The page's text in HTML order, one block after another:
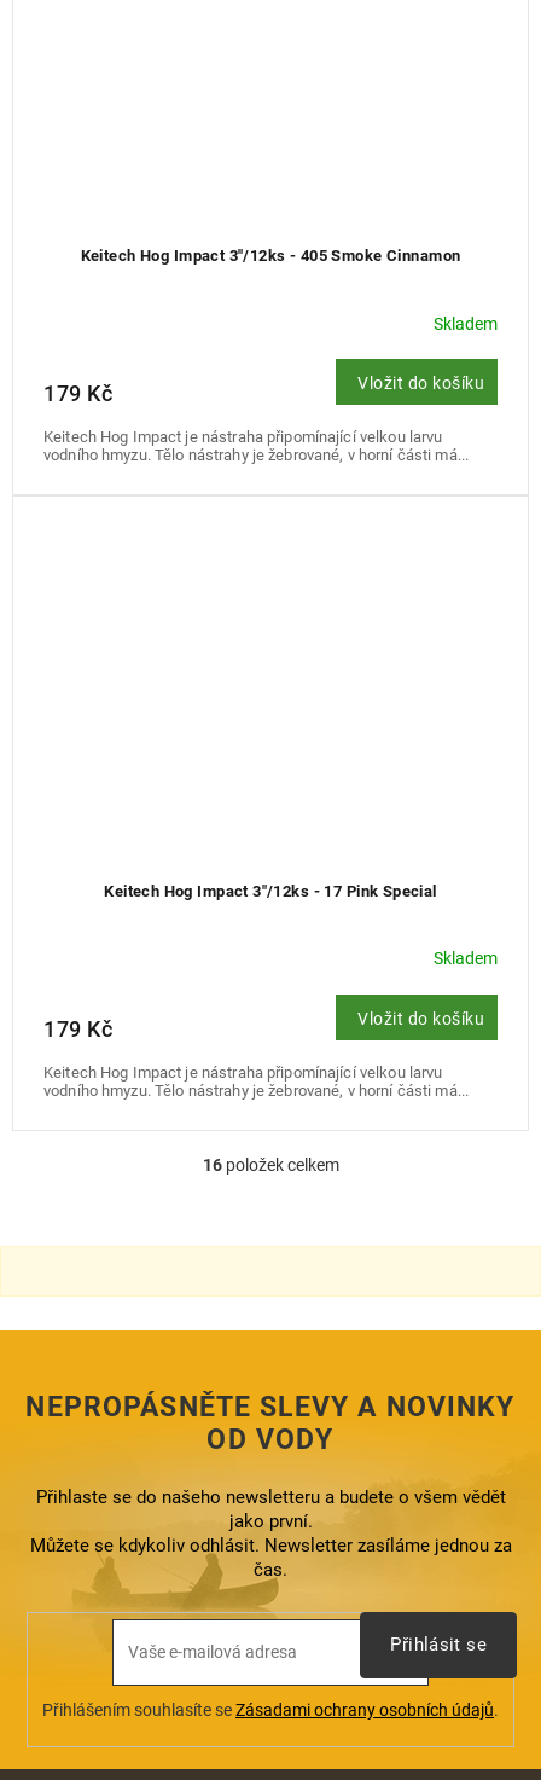
Keitech Hog Impact 3"/12ks - 405 Smoke Cinnamon
Skladem
179 Kč Vložit do košíku
Keitech Hog Impact je nástraha připomínající velkou larvu
vodního hmyzu. Tělo nástrahy je žebrované, v horní části má...
Keitech Hog Impact 3"/12ks - 17 Pink Special
Skladem
179 Kč Vložit do košíku
Keitech Hog Impact je nástraha připomínající velkou larvu
vodního hmyzu. Tělo nástrahy je žebrované, v horní části má...
O
á
a
í
v
k
y
ý
p
i
s
u
16položek celkem
NEPROPÁSNĚTE SLEVY A NOVINKY
OD VODY
Přihlaste se do našeho newsletteru a budete o všem vědět
jako první.
Můžete se kdykoliv odhlásit. Newsletter zasíláme jednou za
čas.
Přihlášením souhlasíte seZásadami ochrany osobních údajů.
Přihlásit se